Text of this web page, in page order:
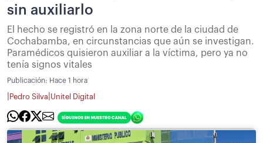
sin auxiliarlo
El hecho se registró en la zona norte de la ciudad de
Cochabamba, en circunstancias que aún se investigan.
Paramédicos quisieron auxiliar a la víctima, pero ya no
tenía signos vitales
Publicación: Hace 1 hora
Pedro Silva Unitel Digital